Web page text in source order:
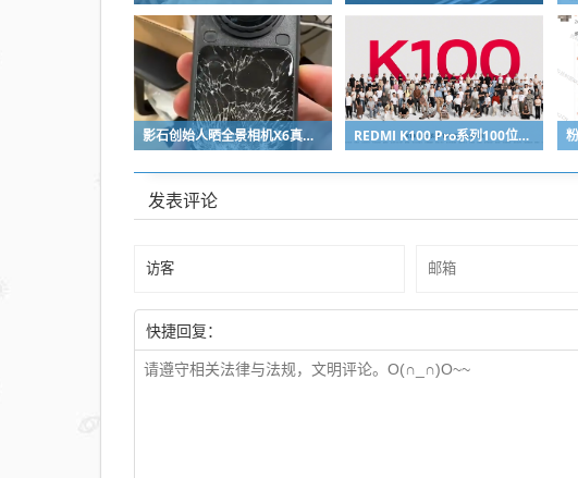
影石创始人晒全景相机X6真机：硬扛一颗子弹没穿透 REDMI K100 Pro系列100位工程师代表亮相：设计、工程K90原班人马操刀
发表评论
快捷回复：